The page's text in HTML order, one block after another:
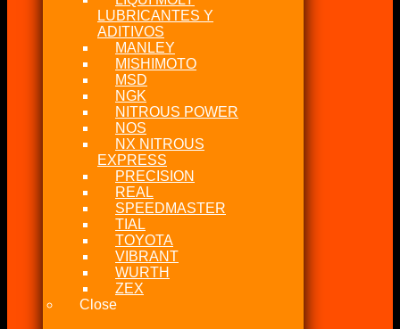
LUBRICANTES Y
ADITIVOS
MANLEY
MISHIMOTO
MSD
NGK
NITROUS POWER
NOS
NX NITROUS
EXPRESS
PRECISION
REAL
SPEEDMASTER
TIAL
TOYOTA
VIBRANT
WURTH
ZEX
Close